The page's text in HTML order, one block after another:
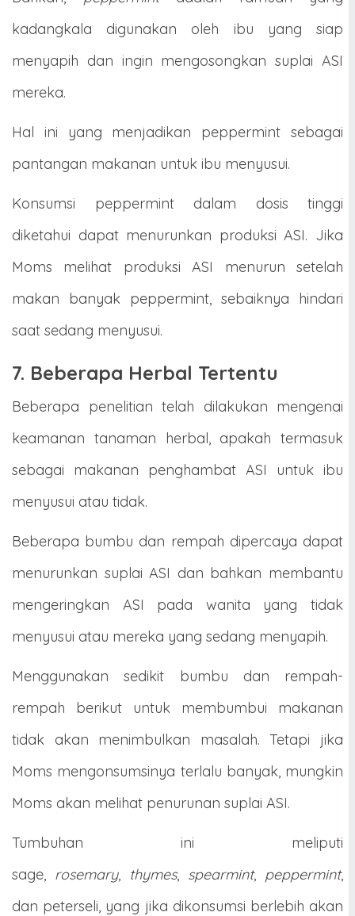
kadangkala digunakan oleh ibu yang siap
menyapih dan ingin mengosongkan suplai ASI
mereka.
Hal ini yang menjadikan peppermint sebagai
pantangan makanan untuk ibu menyusui.
Konsumsi peppermint dalam dosis tinggi
diketahui dapat menurunkan produksi ASI. Jika
Moms melihat produksi ASI menurun setelah
makan banyak peppermint, sebaiknya hindari
saat sedang menyusui.
7. Beberapa Herbal Tertentu
Beberapa penelitian telah dilakukan mengenai
keamanan tanaman herbal, apakah termasuk
sebagai makanan penghambat ASI untuk ibu
menyusui atau tidak.
Beberapa bumbu dan rempah dipercaya dapat
menurunkan suplai ASI dan bahkan membantu
mengeringkan ASI pada wanita yang tidak
menyusui atau mereka yang sedang menyapih.
Menggunakan sedikit bumbu dan rempah-
rempah berikut untuk membumbui makanan
tidak akan menimbulkan masalah. Tetapi jika
Moms mengonsumsinya terlalu banyak, mungkin
Moms akan melihat penurunan suplai ASI.
Tumbuhan ini meliputi
sage, rosemary, thymes, spearmint, peppermint,
dan peterseli, yang jika dikonsumsi berlebih akan